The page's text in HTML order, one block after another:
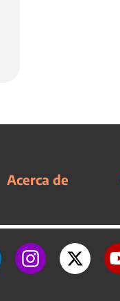
Acerca de